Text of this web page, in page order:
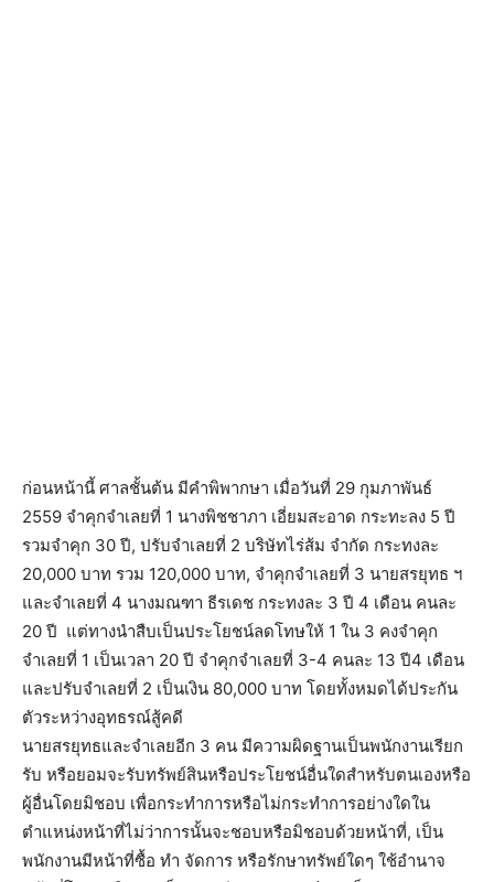
ก่อนหน้านี้ ศาลชั้นต้น มีคำพิพากษา เมื่อวันที่ 29 กุมภาพันธ์
2559 จำคุกจำเลยที่ 1 นางพิชชาภา เอี่ยมสะอาด กระทะลง 5 ปี
รวมจำคุก 30 ปี, ปรับจำเลยที่ 2 บริษัทไร่ส้ม จำกัด กระทงละ
20,000 บาท รวม 120,000 บาท, จำคุกจำเลยที่ 3 นายสรยุทธ ฯ
และจำเลยที่ 4 นางมณฑา ธีรเดช กระทงละ 3 ปี 4 เดือน คนละ
20 ปี แต่ทางนำสืบเป็นประโยชน์ลดโทษให้ 1 ใน 3 คงจำคุก
จำเลยที่ 1 เป็นเวลา 20 ปี จำคุกจำเลยที่ 3-4 คนละ 13 ปี4 เดือน
และปรับจำเลยที่ 2 เป็นเงิน 80,000 บาท โดยทั้งหมดได้ประกัน
ตัวระหว่างอุทธรณ์สู้คดี
นายสรยุทธและจำเลยอีก 3 คน มีความผิดฐานเป็นพนักงานเรียก
รับ หรือยอมจะรับทรัพย์สินหรือประโยชน์อื่นใดสำหรับตนเองหรือ
ผู้อื่นโดยมิชอบ เพื่อกระทำการหรือไม่กระทำการอย่างใดใน
ตำแหน่งหน้าที่ไม่ว่าการนั้นจะชอบหรือมิชอบด้วยหน้าที่, เป็น
พนักงานมีหน้าที่ซื้อ ทำ จัดการ หรือรักษาทรัพย์ใดๆ ใช้อำนาจ